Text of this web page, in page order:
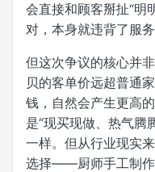
会直接和顾客掰扯“
对，本身就违背了服
但这次争议的核心并
贝的客单价远超普通
钱，自然会产生更高
是“现买现做、热气腾
一样。但从行业现实
选择——厨师手工制作